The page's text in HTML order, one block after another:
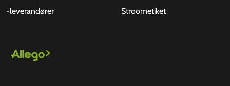
-leverandører
Stroometiket